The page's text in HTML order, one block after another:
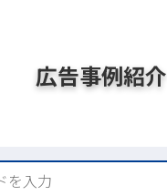
広告事例紹介